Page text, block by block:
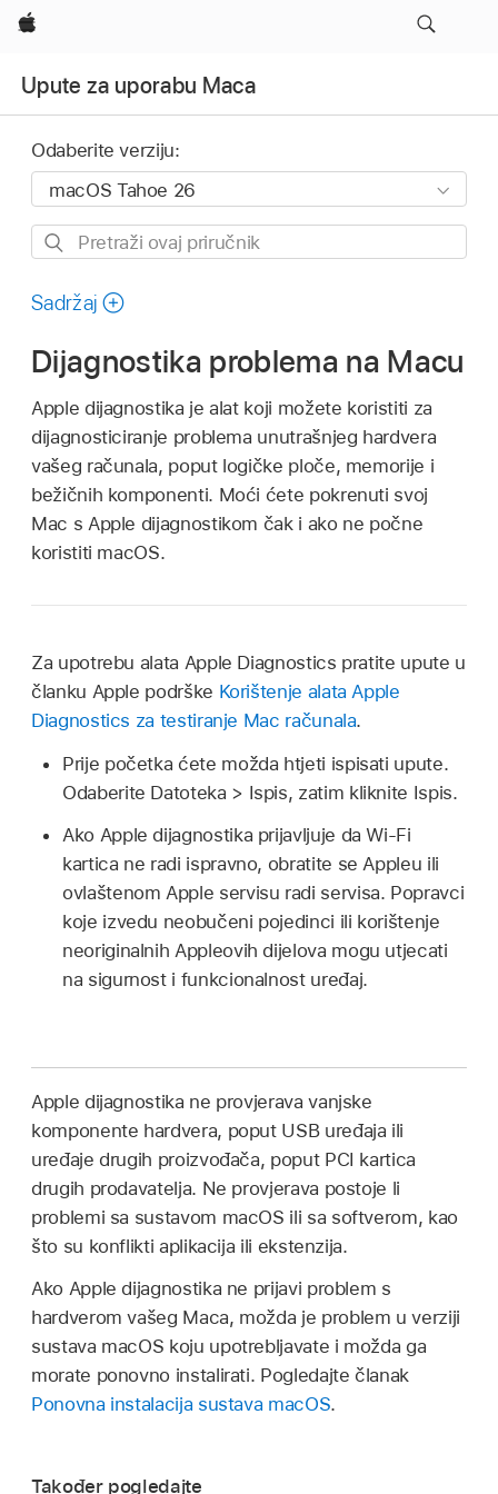
Apple
Upute za uporabu Maca
Odaberite verziju:
Pretraži
priručnik
Sadržaj
Dijagnostika problema na Macu
Apple dijagnostika je alat koji možete koristiti za
dijagnosticiranje problema unutrašnjeg hardvera
vašeg računala, poput logičke ploče, memorije i
bežičnih komponenti. Moći ćete pokrenuti svoj
Mac s Apple dijagnostikom čak i ako ne počne
koristiti macOS.
Za upotrebu alata Apple Diagnostics pratite upute u
članku Apple podrške Korištenje alata Apple
Diagnostics za testiranje Mac računala.
Prije početka ćete možda htjeti ispisati upute.
Odaberite Datoteka > Ispis, zatim kliknite Ispis.
Ako Apple dijagnostika prijavljuje da Wi‑Fi
kartica ne radi ispravno, obratite se Appleu ili
ovlaštenom Apple servisu radi servisa. Popravci
koje izvedu neobučeni pojedinci ili korištenje
neoriginalnih Appleovih dijelova mogu utjecati
na sigurnost i funkcionalnost uređaj.
Apple dijagnostika ne provjerava vanjske
komponente hardvera, poput USB uređaja ili
uređaje drugih proizvođača, poput PCI kartica
drugih prodavatelja. Ne provjerava postoje li
problemi sa sustavom macOS ili sa softverom, kao
što su konflikti aplikacija ili ekstenzija.
Ako Apple dijagnostika ne prijavi problem s
hardverom vašeg Maca, možda je problem u verziji
sustava macOS koju upotrebljavate i možda ga
morate ponovno instalirati. Pogledajte članak
Ponovna instalacija sustava macOS.
Također pogledajte